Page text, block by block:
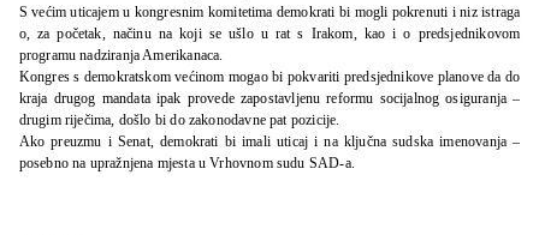
S većim uticajem u kongresnim komitetima demokrati bi mogli pokrenuti i niz istraga
o, za početak, načinu na koji se ušlo u rat s Irakom, kao i o predsjednikovom
programu nadziranja Amerikanaca.
Kongres s demokratskom većinom mogao bi pokvariti predsjednikove planove da do
kraja drugog mandata ipak provede zapostavljenu reformu socijalnog osiguranja –
drugim riječima, došlo bi do zakonodavne pat pozicije.
Ako preuzmu i Senat, demokrati bi imali uticaj i na ključna sudska imenovanja –
posebno na upražnjena mjesta u Vrhovnom sudu SAD-a.